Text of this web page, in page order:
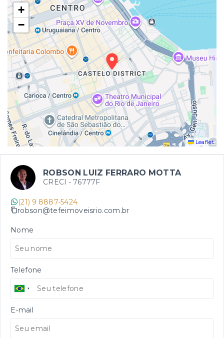
+
−
Leaflet
ROBSON LUIZ FERRARO MOTTA
CRECI - 76777F
(21) 9 8887-5424
robson@tefeimoveisrio.com.br
Nome
Telefone
E-mail